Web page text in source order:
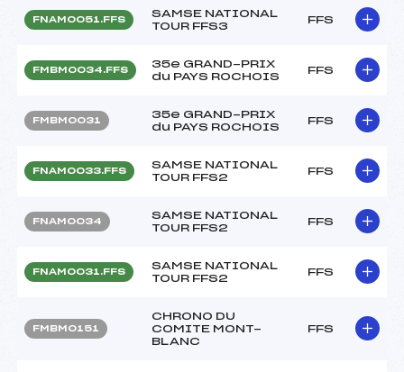
FNAM0051.FFS
SAMSE NATIONAL
TOUR FFS3
FFS
FMBM0034.FFS
35e GRAND-PRIX
du PAYS ROCHOIS
FFS
FMBM0031
35e GRAND-PRIX
du PAYS ROCHOIS
FFS
FNAM0033.FFS
SAMSE NATIONAL
TOUR FFS2
FFS
FNAM0034
SAMSE NATIONAL
TOUR FFS2
FFS
FNAM0031.FFS
SAMSE NATIONAL
TOUR FFS2
FFS
FMBM0151
CHRONO DU
COMITE MONT-
BLANC
FFS